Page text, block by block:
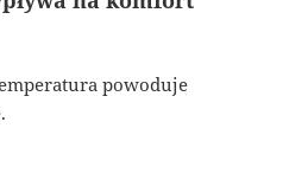
powoduje